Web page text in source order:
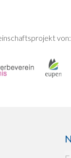
von: